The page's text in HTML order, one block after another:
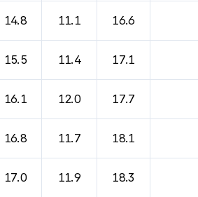
14.8 11.1 16.6
15.5 11.4 17.1
16.1 12.0 17.7
16.8 11.7 18.1
17.0 11.9 18.3